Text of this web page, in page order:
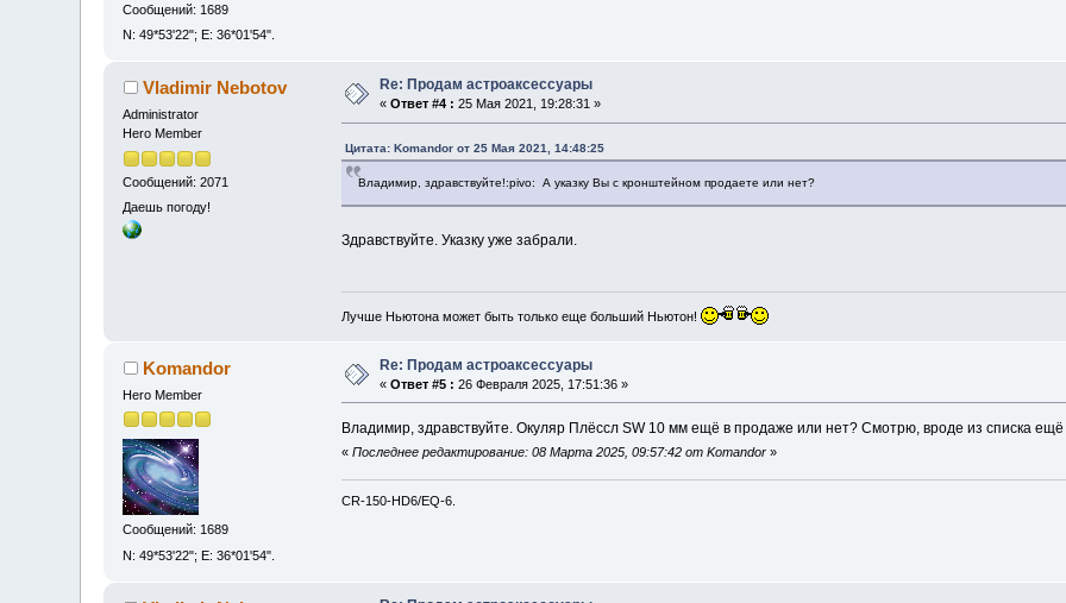
Сообщений: 1689
N: 49*53'22"; E: 36*01'54".
Vladimir Nebotov
Administrator
Hero Member
Сообщений: 2071
Даешь погоду!
Re: Продам астроаксессуары
«Ответ #4 : 25 Мая 2021, 19:28:31 »
Цитата: Komandor от 25 Мая 2021, 14:48:25
Владимир, здравствуйте!:pivo: А указку Вы с кронштейном продаете или нет?
Здравствуйте. Указку уже забрали.
Лучше Ньютона может быть только еще больший Ньютон!
Komandor
Hero Member
Сообщений: 1689
N: 49*53'22"; E: 36*01'54".
Re: Продам астроаксессуары
«Ответ #5 : 26 Февраля 2025, 17:51:36 »
Владимир, здравствуйте. Окуляр Плёссл SW 10 мм ещё в продаже или нет? Смотрю, вроде из списка ещё
« Последнее редактирование: 08 Марта 2025, 09:57:42 от Komandor»
CR-150-HD6/EQ-6.